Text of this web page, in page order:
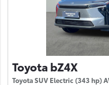
Toyota bZ4X
Toyota SUV Electric (343 hp)